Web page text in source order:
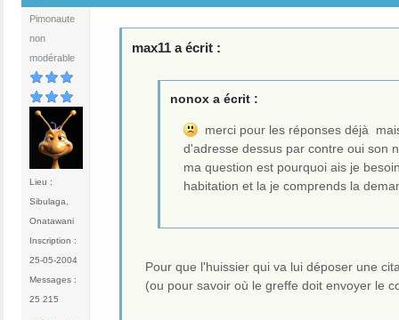
Pimonaute
non
modérable
Lieu :
Sibulaga,
Onatawani
Inscription :
25-05-2004
Messages :
25 215
max11 a écrit :
nonox a écrit :
merci pour les réponses déjà
d'adresse dessus par contre oui son
ma question est pourquoi ais je
habitation et la je comprends la
Pour que l'huissier qui va lui déposer une
(ou pour savoir où le greffe doit envoyer le